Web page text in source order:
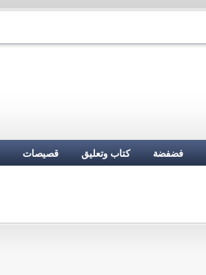
فضفضة كتاب وتعليق قصيصات